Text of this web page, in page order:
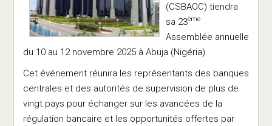
(CSBAOC) tiendra
sa 23ème
Assemblée annuelle
du 10 au 12 novembre 2025 à Abuja (Nigéria).
Cet événement réunira les représentants des banques
centrales et des autorités de supervision de plus de
vingt pays pour échanger sur les avancées de la
régulation bancaire et les opportunités offertes par